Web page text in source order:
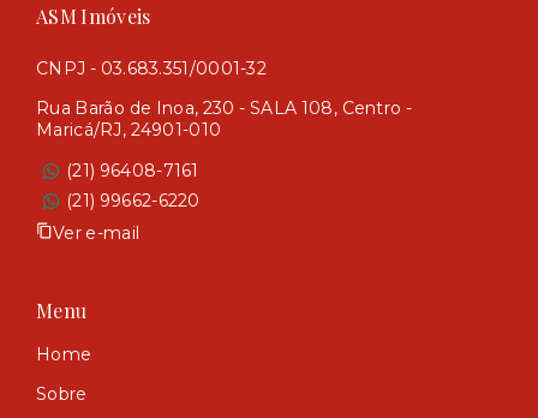
ASM Imóveis
CNPJ - 03.683.351/0001-32
Rua Barão de Inoa, 230 - SALA 108, Centro -
Maricá/RJ, 24901-010
(21) 96408-7161
(21) 99662-6220
Ver e-mail
Menu
Home
Sobre